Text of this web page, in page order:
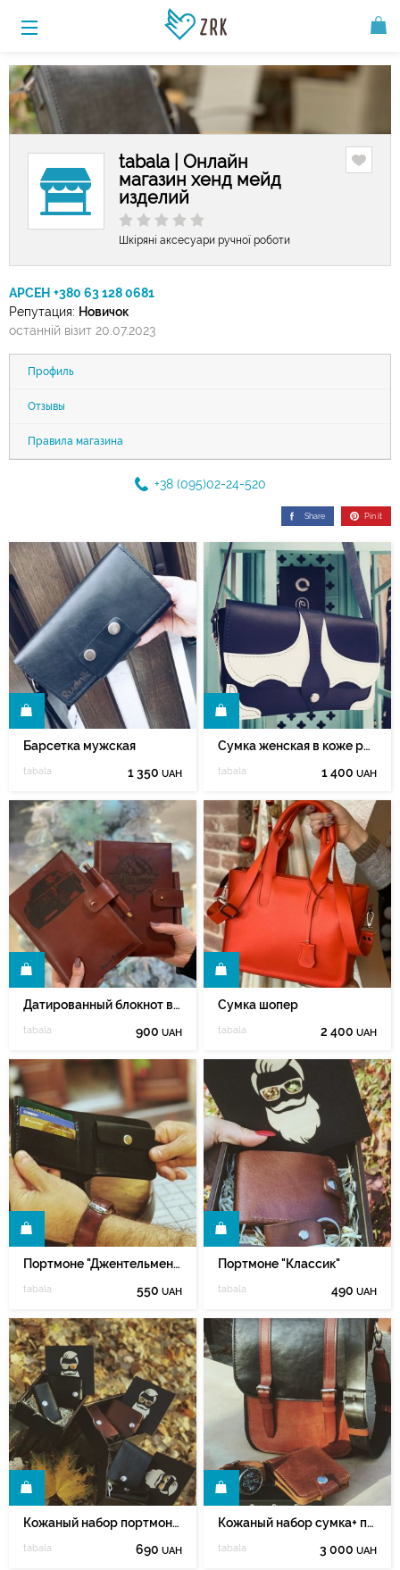
tabala | Онлайн
магазин хенд мейд
изделий
Шкіряні аксесуари ручної роботи
АРСЕН +380 63 128 0681
Репутация: Новичок
останній візит 20.07.2023
Профиль
Отзывы
Правила магазина
+38 (095)02-24-520
Share Pin it
Барсетка мужская
tabala 1 350 UAH
КУПИТЬ
Сумка женская в коже растительного дубления
tabala 1 400 UAH
Датированный блокнот в кожаной обложке с гравировкой
tabala 900 UAH
КУПИТЬ
Сумка шопер
tabala 2 400 UAH
Портмоне "Джентельмен" с двумя отделениями для купюр
tabala 550 UAH
КУПИТЬ
Портмоне "Классик"
tabala 490 UAH
Кожаный набор портмоне+ ключница
tabala 690 UAH
КУПИТЬ
Кожаный набор сумка+ портмоне+ремень часовой
tabala 3 000 UAH